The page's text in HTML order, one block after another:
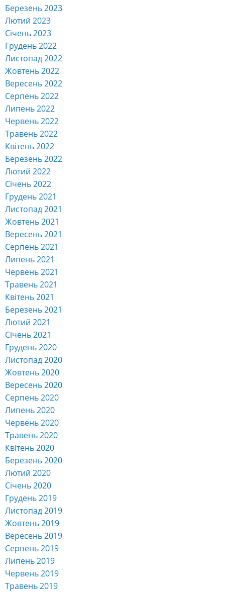
Березень 2023
Лютий 2023
Січень 2023
Грудень 2022
Листопад 2022
Жовтень 2022
Вересень 2022
Серпень 2022
Липень 2022
Червень 2022
Травень 2022
Квітень 2022
Березень 2022
Лютий 2022
Січень 2022
Грудень 2021
Листопад 2021
Жовтень 2021
Вересень 2021
Серпень 2021
Липень 2021
Червень 2021
Травень 2021
Квітень 2021
Березень 2021
Лютий 2021
Січень 2021
Грудень 2020
Листопад 2020
Жовтень 2020
Вересень 2020
Серпень 2020
Липень 2020
Червень 2020
Травень 2020
Квітень 2020
Березень 2020
Лютий 2020
Січень 2020
Грудень 2019
Листопад 2019
Жовтень 2019
Вересень 2019
Серпень 2019
Липень 2019
Червень 2019
Травень 2019